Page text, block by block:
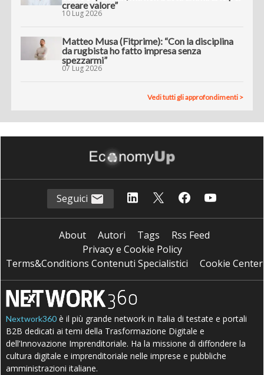
creare valore”
10 Lug 2026
Matteo Musa (Fitprime): “Con la disciplina
da rugbista ho fatto impresa senza
spezzarmi”
07 Lug 2026
Vedi tutti gli approfondimenti >
Seguici
About Autori Tags
Rss Feed
Privacy e Cookie Policy
Terms&Conditions Contenuti Specialistici
Cookie Center
Nextwork360 è il più grande network in Italia di testate e portali
B2B dedicati ai temi della Trasformazione Digitale e
dell’Innovazione Imprenditoriale. Ha la missione di diffondere la
cultura digitale e imprenditoriale nelle imprese e pubbliche
amministrazioni italiane.